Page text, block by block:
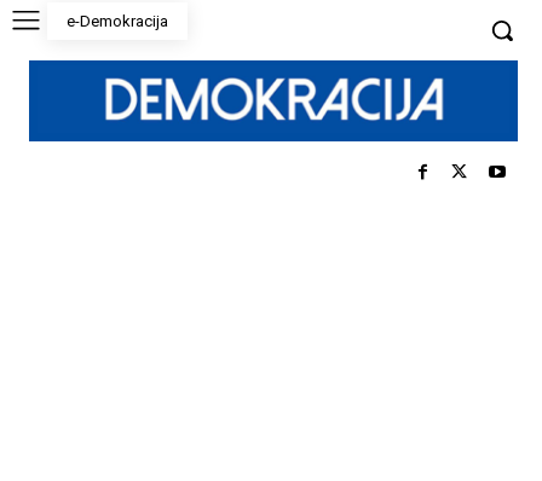
e-Demokracija